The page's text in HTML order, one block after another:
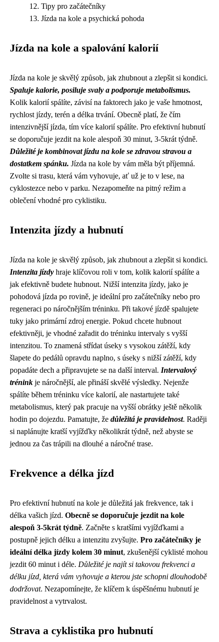
Tipy pro začátečníky
Jízda na kole a psychická pohoda
Jízda na kole a spalování kalorií
Jízda na kole je skvělý způsob, jak zhubnout a zlepšit si kondici.
Spaluje kalorie, posiluje svaly a podporuje metabolismus.
Kolik kalorií spálíte, závisí na faktorech jako je vaše hmotnost,
rychlost jízdy, terén a délka trvání. Obecně platí, že čím
intenzivnější jízda, tím více kalorií spálíte. Pro efektivní hubnutí
se doporučuje jezdit na kole alespoň 30 minut, 3-5krát týdně.
Důležité je kombinovat jízdu na kole se zdravou stravou a
dostatkem spánku. Jízda na kole by vám měla být příjemná.
Zvolte si trasu, která vám vyhovuje, ať už je to v lese, na
cyklostezce nebo v parku. Nezapomeňte na pitný režim a
oblečení vhodné pro cyklistiku.
Intenzita jízdy a hubnutí
Jízda na kole je skvělý způsob, jak zhubnout a zlepšit si kondici.
Intenzita jízdy hraje klíčovou roli v tom, kolik kalorií spálíte a
jak efektivně budete hubnout. Nižší intenzita jízdy, jako je
pohodová jízda po rovině, je ideální pro začátečníky nebo pro
regeneraci po náročnějším tréninku. Při takové jízdě spalujete
tuky jako primární zdroj energie. Pokud chcete hubnout
efektivněji, je vhodné zařadit do tréninku intervaly s vyšší
intenzitou. To znamená střídat úseky s vysokou zátěží, kdy
šlapete do pedálů opravdu naplno, s úseky s nižší zátěží, kdy
popadáte dech a připravujete se na další interval. Intervalový
trénink je náročnější, ale přináší skvělé výsledky. Nejenže
spálíte během tréninku více kalorií, ale nastartujete také
metabolismus, který pak pracuje na vyšší obrátky ještě několik
hodin po dojezdu. Pamatujte, že důležitá je pravidelnost. Raději
si naplánujte kratší vyjížďky několikrát týdně, než abyste se
jednou za čas trápili na dlouhé a náročné trase.
Frekvence a délka jízd
Pro efektivní hubnutí na kole je důležitá jak frekvence, tak i
délka vašich jízd. Obecně se doporučuje jezdit na kole
alespoň 3-5krát týdně. Začněte s kratšími vyjížďkami a
postupně jejich délku a intenzitu zvyšujte. Pro začátečníky je
ideální délka jízdy kolem 30 minut, zkušenější cyklisté mohou
jezdit 60 minut i déle. Důležité je najít si takovou frekvenci a
délku jízd, která vám vyhovuje a kterou jste schopni dlouhodobě
dodržovat. Nezapomínejte, že klíčem k úspěšnému hubnutí je
pravidelnost a vytrvalost.
Strava a cyklistika pro hubnutí